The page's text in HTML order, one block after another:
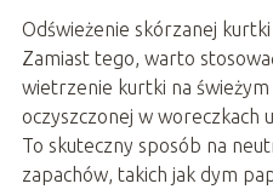
Odświeżenie skórzanej
Zamiast tego, warto
wietrzenie kurtki na
oczyszczonej w woreczkach
To skuteczny sposób na
zapachów, takich jak dym